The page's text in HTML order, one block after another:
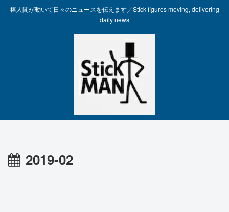
棒人間が動いて日々のニュースを伝えます／Stick figures moving, delivering
daily news
2019-02